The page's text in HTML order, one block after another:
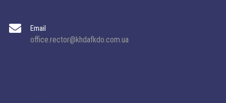
Email
office.rector@khdafkdo.com.ua